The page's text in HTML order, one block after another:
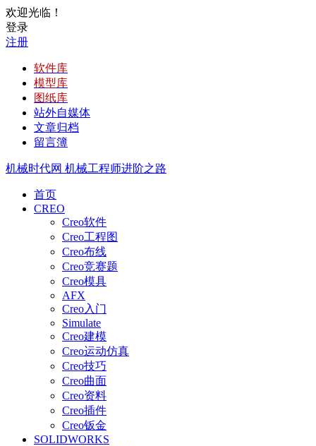
欢迎光临！
登录
注册
软件库
模型库
图纸库
站外自媒体
文章归档
留言簿
机械时代网 机械工程师进阶之路
首页
CREO
Creo软件
Creo工程图
Creo布线
Creo竞赛题
Creo模具
AFX
Creo入门
Simulate
Creo建模
Creo运动仿真
Creo技巧
Creo曲面
Creo资料
Creo插件
Creo钣金
SOLIDWORKS